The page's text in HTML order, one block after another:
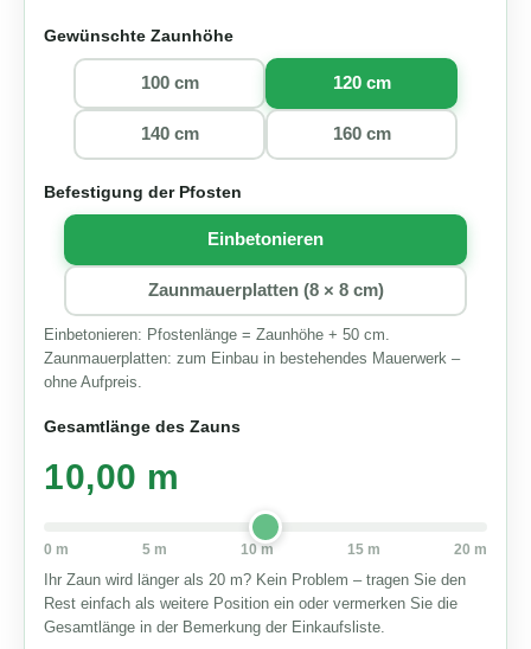
Gewünschte Zaunhöhe
100 cm 120 cm
140 cm 160 cm
Befestigung der Pfosten
Einbetonieren
Zaunmauerplatten (8 × 8 cm)
Einbetonieren: Pfostenlänge = Zaunhöhe + 50 cm.
Zaunmauerplatten: zum Einbau in bestehendes Mauerwerk –
ohne Aufpreis.
Gesamtlänge des Zauns
10,00 m
0 m 5 m 10 m 15 m
20 m
Ihr Zaun wird länger als 20 m? Kein Problem – tragen Sie den
Rest einfach als weitere Position ein oder vermerken Sie die
Gesamtlänge in der Bemerkung der Einkaufsliste.